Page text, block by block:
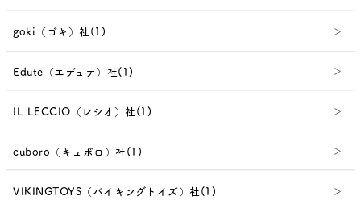
goki（ゴキ）社(1)
Edute（エデュテ）社(1)
IL LECCIO（レシオ）社(1)
cuboro（キュボロ）社(1)
VIKINGTOYS（バイキングトイズ）社(1)